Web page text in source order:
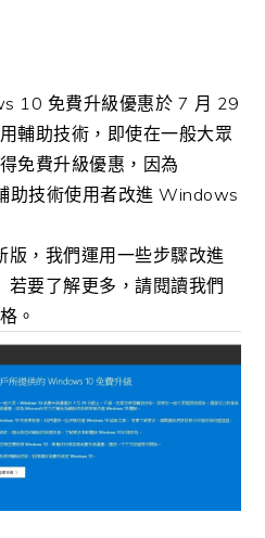
10 免費升級優惠於 7 月 29
輔助技術，即使在一般大眾
免費升級優惠，因為
助技術使用者改進 Windows
，我們運用一些步驟改進
要了解更多，請閱讀我們
。